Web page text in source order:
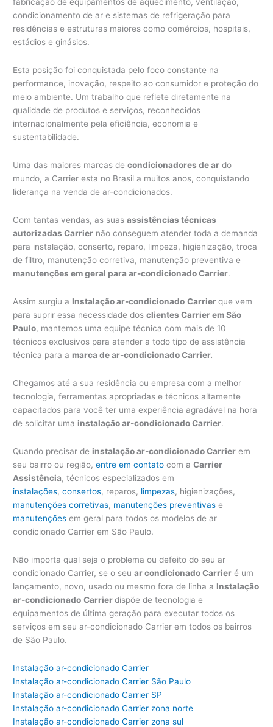
condicionamento de ar e sistemas de refrigeração para
residências e estruturas maiores como comércios, hospitais,
estádios e ginásios.
Esta posição foi conquistada pelo foco constante na
performance, inovação, respeito ao consumidor e proteção do
meio ambiente. Um trabalho que reflete diretamente na
qualidade de produtos e serviços, reconhecidos
internacionalmente pela eficiência, economia e
sustentabilidade.
Uma das maiores marcas decondicionadores de ar do
mundo, a Carrier esta no Brasil a muitos anos, conquistando
liderança na venda de ar-condicionados.
Com tantas vendas, as suasassistências técnicas
autorizadas Carrier não conseguem atender toda a demanda
para instalação, conserto, reparo, limpeza, higienização, troca
de filtro, manutenção corretiva, manutenção preventiva e
manutenções em geral para ar-condicionado Carrier.
Assim surgiu a Instalação ar-condicionado Carrierque vem
para suprir essa necessidade dosclientes Carrier em São
Paulo, mantemos uma equipe técnica com mais de 10
técnicos exclusivos para atender a todo tipo de assistência
técnica para a marca de ar-condicionado Carrier.
Chegamos até a sua residência ou empresa com a melhor
tecnologia, ferramentas apropriadas e técnicos altamente
capacitados para você ter uma experiência agradável na hora
de solicitar uma instalação ar-condicionado Carrier.
Quando precisar de instalação ar-condicionado Carrier em
seu bairro ou região,entre em contato com aCarrier
Assistência, técnicos especializados em
instalações,consertos, reparos, limpezas, higienizações,
manutenções corretivas, manutenções preventivas e
manutenções em geral para todos os modelos de ar
condicionado Carrier em São Paulo.
Não importa qual seja o problema ou defeito do seu ar
condicionado Carrier, se o seuar condicionado Carrier é um
lançamento, novo, usado ou mesmo fora de linha a Instalação
ar-condicionado Carrierdispõe de tecnologia e
equipamentos de última geração para executar todos os
serviços em seu ar-condicionado Carrier em todos os bairros
de São Paulo.
Instalação ar-condicionado Carrier
Instalação ar-condicionado Carrier São Paulo
Instalação ar-condicionado Carrier SP
Instalação ar-condicionado Carrier zona norte
Instalação ar-condicionado Carrier zona sul